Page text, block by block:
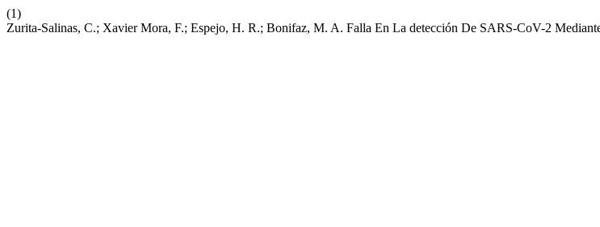
(1)
Zurita-Salinas, C.; Xavier Mora, F.; Espejo, H. R.; Bonifaz, M. A. Falla En La detección De SARS-CoV-2